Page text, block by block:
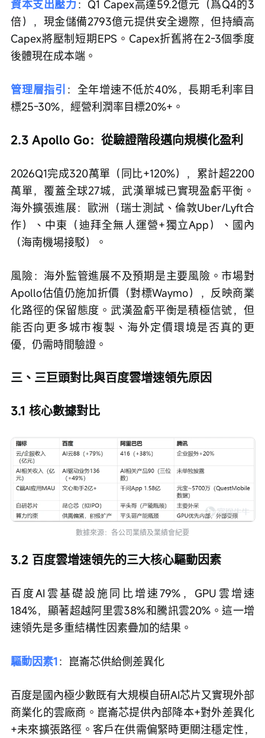
資本支出壓力 ：Q1 Capex高達59.2億元（爲Q4的3
倍），現金儲備2793億元提供安全邊際，但持續高
Capex將壓制短期EPS。Capex折舊將在2-3個季度
後體現在成本端。
管理層指引 ：全年增速不低於40%，長期毛利率目
標25-30%，經營利潤率目標20%+。
2.3 Apollo Go：從驗證階段邁向規模化盈利
2026Q1完成320萬單（同比+120%），累計超2200
萬單，覆蓋全球27城，武漢單城已實現盈虧平衡。
海外擴張進展：歐洲（瑞士測試、倫敦Uber/Lyft合
作）、中東（迪拜全無人運營+獨立App）、國內
（海南機場接駁）。
風險：海外監管進展不及預期是主要風險。市場對
Apollo估值仍施加折價（對標Waymo），反映商業
化路徑的保留態度。武漢盈虧平衡是積極信號，但
能否向更多城市複製、海外定價環境是否真的更
優，仍需時間驗證。
三、三巨頭對比與百度雲增速領先原因
3.1 核心數據對比
數據來源：各公司業績及業績會紀要
3.2 百度雲增速領先的三大核心驅動因素
百度AI雲基礎設施同比增速79%，GPU雲增速
184%，顯著超越阿里雲38%和騰訊雲20%。這一增
速領先是多重結構性因素疊加的結果。
驅動因素1：崑崙芯供給側差異化
百度是國內極少數既有大規模自研AI芯片又實現外部
商業化的雲廠商。崑崙芯提供內部降本+對外差異化
+未來擴張路徑。客戶在供需偏緊時更關注穩定性，